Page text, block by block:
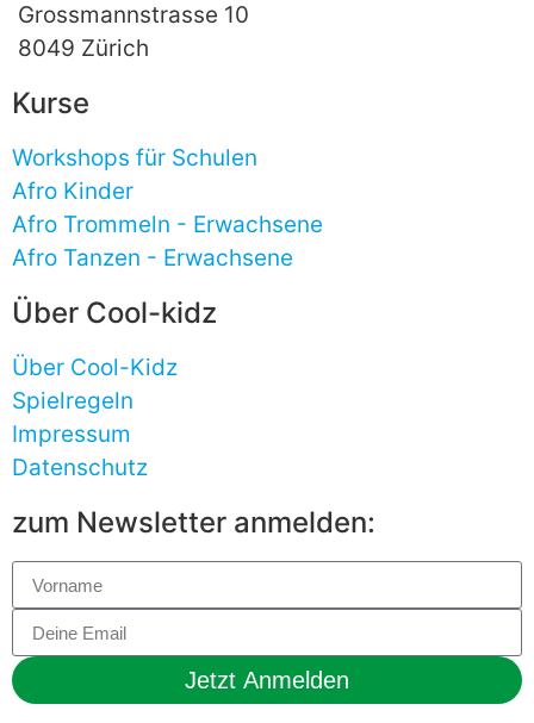
Grossmannstrasse 10
8049 Zürich
Kurse
Workshops für Schulen
Afro Kinder
Afro Trommeln - Erwachsene
Afro Tanzen - Erwachsene
Über Cool-kidz
Über Cool-Kidz
Spielregeln
Impressum
Datenschutz
zum Newsletter anmelden:
Jetzt Anmelden